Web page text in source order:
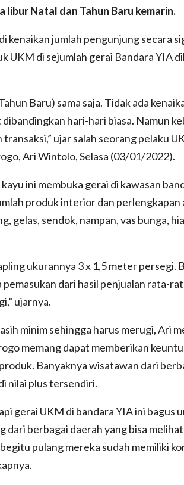
libur Natal dan Tahun Baru kemarin.
kenaikan jumlah pengunjung secara
UKM di sejumlah gerai Bandara YIA
Baru) sama saja. Tidak ada
hari-hari biasa. Namun
ujar salah seorang pelaku
Ari Wintolo, Selasa (03/01/2022).
ini membuka gerai di kawasan
produk interior dan perlengkapan
gelas, sendok, nampan, vas bunga,
ukurannya 3 x 1,5 meter persegi.
dari hasil penjualan rata-
ujarnya.
minim sehingga harus merugi, Ari
memang dapat memberikan
Banyaknya wisatawan dari
nilai plus tersendiri.
gerai UKM di bandara YIA ini bagus
dari berbagai daerah yang bisa
pulang mereka sudah memiliki